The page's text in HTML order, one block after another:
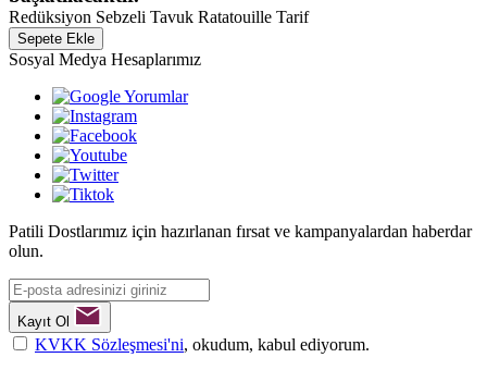
Redüksiyon Sebzeli Tavuk Ratatouille Tarif
Sepete Ekle
Sosyal Medya Hesaplarımız
Patili Dostlarımız için hazırlanan fırsat ve kampanyalardan haberdar
olun.
Kayıt Ol
KVKK Sözleşmesi'ni, okudum, kabul ediyorum.